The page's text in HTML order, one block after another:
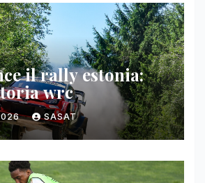
il rally estonia:
wrc
SASAT